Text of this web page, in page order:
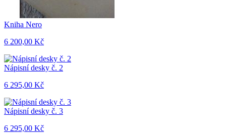
Kniha Nero
6 200,00 Kč
Nápisní desky č. 2
6 295,00 Kč
Nápisní desky č. 3
6 295,00 Kč